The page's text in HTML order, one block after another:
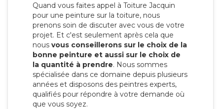
Quand vous faites appel à Toiture Jacquin
pour une peinture sur la toiture, nous
prenons soin de discuter avec vous de votre
projet. Et c'est seulement après cela que
nous vous conseillerons sur le choix de la
bonne peinture et aussi sur le choix de
la quantité à prendre. Nous sommes
spécialisée dans ce domaine depuis plusieurs
années et disposons des peintres experts,
qualifiés pour répondre à votre demande où
que vous soyez.